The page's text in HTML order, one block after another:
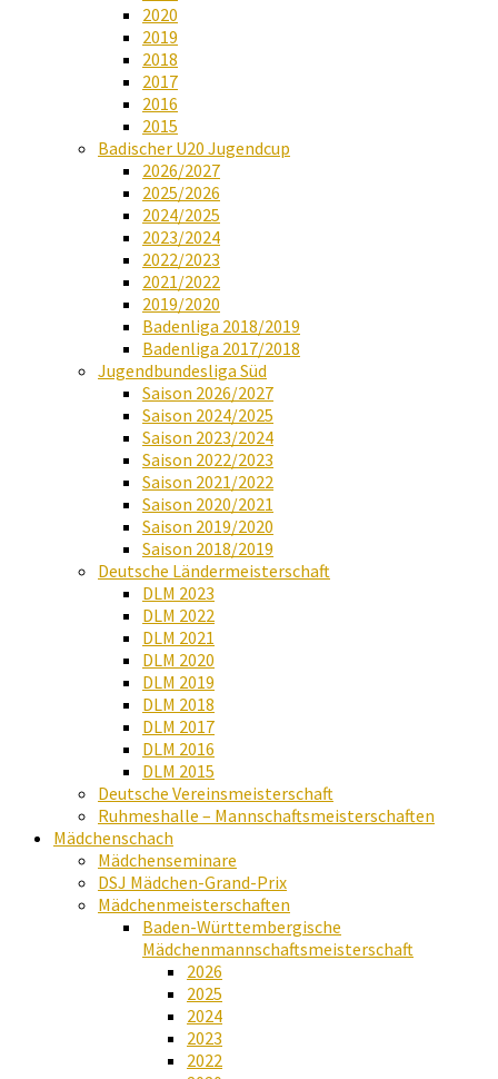
2020
2019
2018
2017
2016
2015
Badischer U20 Jugendcup
2026/2027
2025/2026
2024/2025
2023/2024
2022/2023
2021/2022
2019/2020
Badenliga 2018/2019
Badenliga 2017/2018
Jugendbundesliga Süd
Saison 2026/2027
Saison 2024/2025
Saison 2023/2024
Saison 2022/2023
Saison 2021/2022
Saison 2020/2021
Saison 2019/2020
Saison 2018/2019
Deutsche Ländermeisterschaft
DLM 2023
DLM 2022
DLM 2021
DLM 2020
DLM 2019
DLM 2018
DLM 2017
DLM 2016
DLM 2015
Deutsche Vereinsmeisterschaft
Ruhmeshalle – Mannschaftsmeisterschaften
Mädchenschach
Mädchenseminare
DSJ Mädchen-Grand-Prix
Mädchenmeisterschaften
Baden-Württembergische
Mädchenmannschaftsmeisterschaft
2026
2025
2024
2023
2022